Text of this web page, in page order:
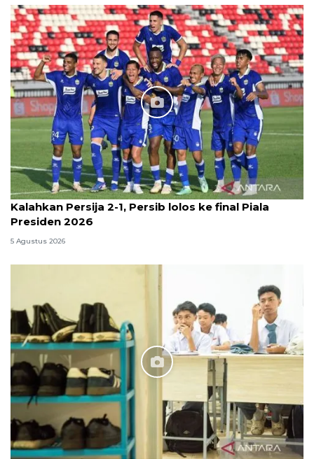
Kalahkan Persija 2-1, Persib lolos ke final Piala
Presiden 2026
5 Agustus 2026